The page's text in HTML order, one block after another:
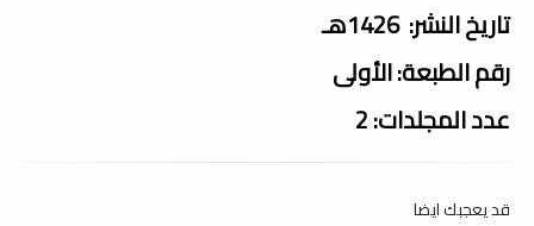
تاريخ النشر: 1426هـ
رقم الطبعة: الأولى
عدد المجلدات: 2
قد يعجبك ايضا